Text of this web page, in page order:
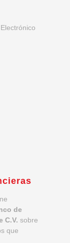
de
C.V. sobre
que